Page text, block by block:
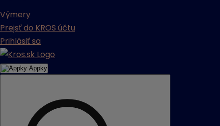
Výmery
Prejsť do KROS účtu
Prihlásiť sa
Appky